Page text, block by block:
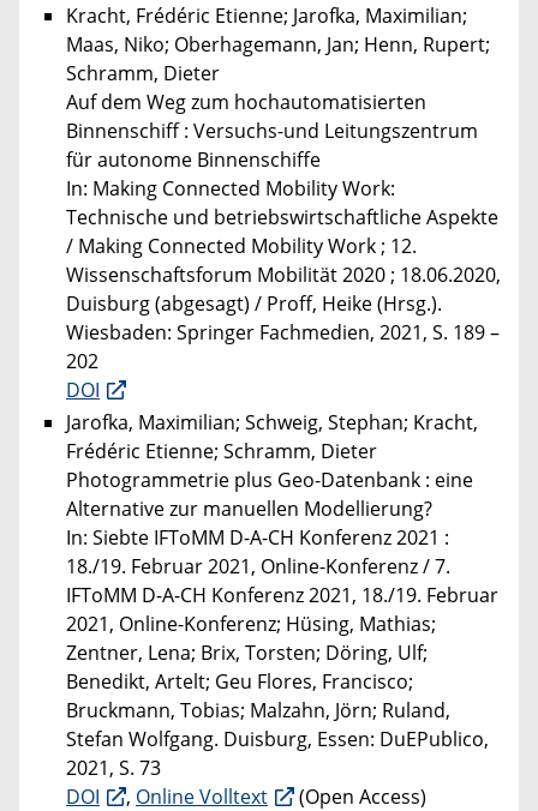
Kracht, Frédéric Etienne; Jarofka, Maximilian;
Maas, Niko; Oberhagemann, Jan; Henn, Rupert;
Schramm, Dieter
Auf dem Weg zum hochautomatisierten
Binnenschiff : Versuchs-und Leitungszentrum
für autonome Binnenschiffe
In: Making Connected Mobility Work:
Technische und betriebswirtschaftliche Aspekte
/ Making Connected Mobility Work ; 12.
Wissenschaftsforum Mobilität 2020 ; 18.06.2020,
Duisburg (abgesagt) / Proff, Heike (Hrsg.).
Wiesbaden: Springer Fachmedien, 2021, S. 189 –
202
DOI
Jarofka, Maximilian; Schweig, Stephan; Kracht,
Frédéric Etienne; Schramm, Dieter
Photogrammetrie plus Geo-Datenbank : eine
Alternative zur manuellen Modellierung?
In: Siebte IFToMM D-A-CH Konferenz 2021 :
18./19. Februar 2021, Online-Konferenz / 7.
IFToMM D-A-CH Konferenz 2021, 18./19. Februar
2021, Online-Konferenz; Hüsing, Mathias;
Zentner, Lena; Brix, Torsten; Döring, Ulf;
Benedikt, Artelt; Geu Flores, Francisco;
Bruckmann, Tobias; Malzahn, Jörn; Ruland,
Stefan Wolfgang. Duisburg, Essen: DuEPublico,
2021, S. 73
DOI
, Online Volltext (Open Access)